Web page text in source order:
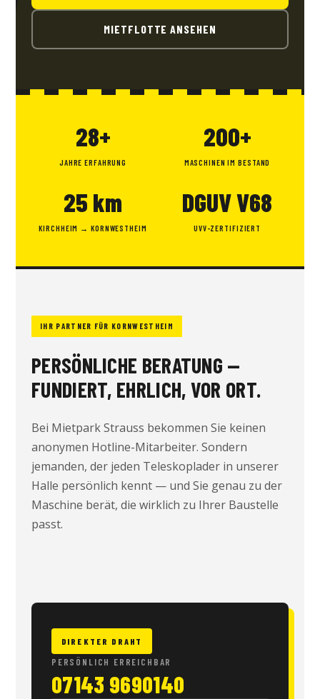
MIETFLOTTE ANSEHEN
28+
JAHRE ERFAHRUNG
200+
MASCHINEN IM BESTAND
25 km
KIRCHHEIM → KORNWESTHEIM
DGUV V68
UVV-ZERTIFIZIERT
IHR PARTNER FÜR KORNWESTHEIM
PERSÖNLICHE BERATUNG —
FUNDIERT, EHRLICH, VOR ORT.
Bei Mietpark Strauss bekommen Sie keinen
anonymen Hotline-Mitarbeiter. Sondern
jemanden, der jeden Teleskoplader in unserer
Halle persönlich kennt — und Sie genau zu der
Maschine berät, die wirklich zu Ihrer Baustelle
passt.
DIREKTER DRAHT
PERSÖNLICH ERREICHBAR
07143 9690140